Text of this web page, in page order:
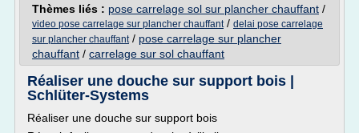
Thèmes liés : pose carrelage sol sur plancher chauffant /
video pose carrelage sur plancher chauffant/ delai pose carrelage
sur plancher chauffant/ pose carrelage sur plancher
chauffant / carrelage sur sol chauffant
Réaliser une douche sur support bois |
Schlüter-Systems
Réaliser une douche sur support bois